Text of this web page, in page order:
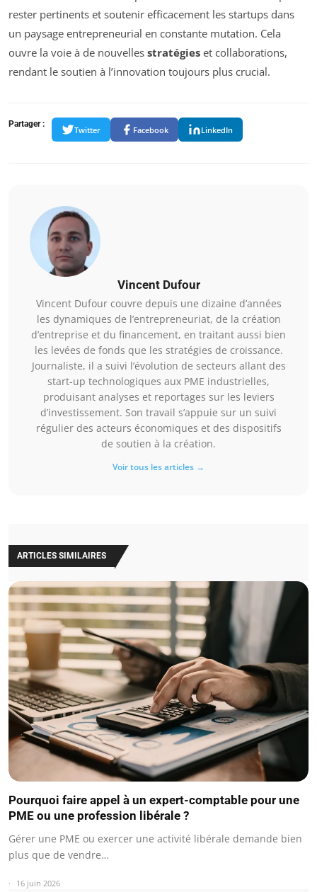
rester pertinents et soutenir efficacement les startups dans
un paysage entrepreneurial en constante mutation. Cela
ouvre la voie à de nouvelles stratégies et collaborations,
rendant le soutien à l’innovation toujours plus crucial.
Partager :
Twitter Facebook LinkedIn
Vincent Dufour
Vincent Dufour couvre depuis une dizaine d’années
les dynamiques de l’entrepreneuriat, de la création
d’entreprise et du financement, en traitant aussi bien
les levées de fonds que les stratégies de croissance.
Journaliste, il a suivi l’évolution de secteurs allant des
start-up technologiques aux PME industrielles,
produisant analyses et reportages sur les leviers
d’investissement. Son travail s’appuie sur un suivi
régulier des acteurs économiques et des dispositifs
de soutien à la création.
Voir tous les articles →
ARTICLES SIMILAIRES
Pourquoi faire appel à un expert-comptable pour une
PME ou une profession libérale ?
Gérer une PME ou exercer une activité libérale demande bien
plus que de vendre…
16 juin 2026